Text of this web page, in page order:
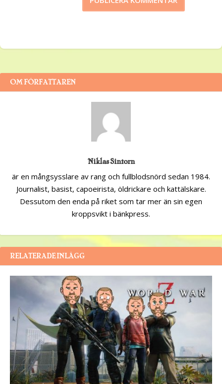
OM FÖRFATTAREN
Niklas Sintorn
är en mångsysslare av rang och fullblodsnörd sedan 1984.
Journalist, basist, capoeirista, öldrickare och kattälskare.
Dessutom den enda på riket som tar mer än sin egen
kroppsvikt i bänkpress.
RELATERADE INLÄGG